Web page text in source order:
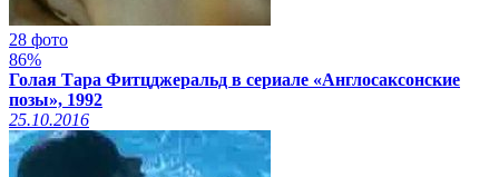
28 фото
86%
Голая Тара Фитцджеральд в сериале «Англосаксонские
позы», 1992
25.10.2016